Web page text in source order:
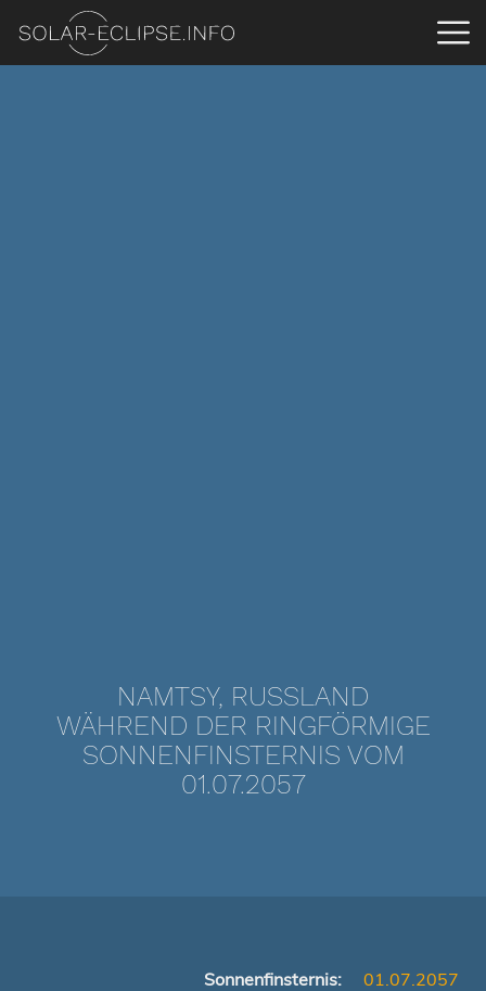
NAMTSY, RUSSLAND
WÄHREND DER RINGFÖRMIGE
SONNENFINSTERNIS VOM
01.07.2057
Sonnenfinsternis:
01.07.2057